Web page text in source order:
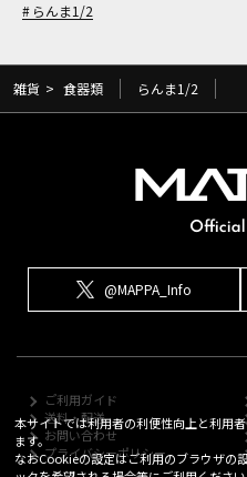
らんま1/2
雑貨 > 食器類 らんま1/2
@MAPPA_Info
ご利用ガイド
送料・配送
お問い合わせ
プライバシーポリシー
本サイトでは利用者の利便性向上と利用
ます。
なおCookieの設定はご利用のブラウザの